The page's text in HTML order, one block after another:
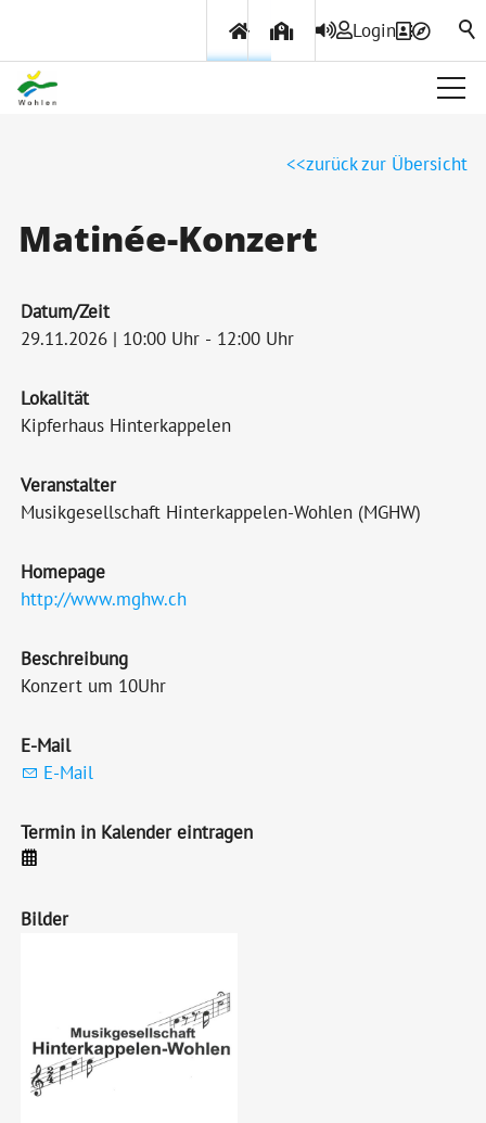
Login
Politik & Verwaltung
Themen & Services
zurück zur Übersicht
Matinée-Konzert
Datum/Zeit
29.11.2026 | 10:00 Uhr - 12:00 Uhr
Lokalität
Kipferhaus Hinterkappelen
Veranstalter
Musikgesellschaft Hinterkappelen-Wohlen (MGHW)
Homepage
http://www.mghw.ch
Beschreibung
Konzert um 10Uhr
E-Mail
E-Mail
Termin in Kalender eintragen
Bilder